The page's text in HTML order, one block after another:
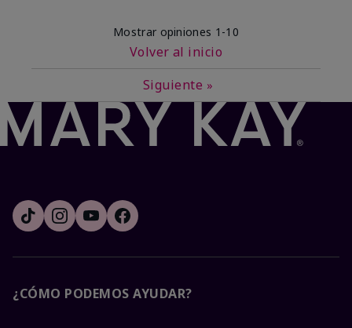
Mostrar opiniones 1-10
Volver al inicio
Siguiente »
¿CÓMO PODEMOS AYUDAR?